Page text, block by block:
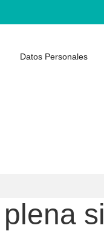
Datos Personales